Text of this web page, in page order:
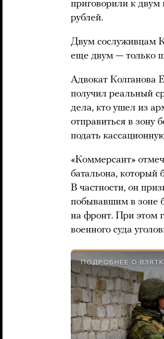
приговорили к
рублей.
Двум сослуживцам
еще двум — только
Адвокат Колганова
получил реальный
дела, кто ушел из
отправиться в зону
подать
«Коммерсант»
батальона, который
В частности, он
побывавшим в зоне
на фронт. При этом
военного суда
ПОДРОБНЕЕ О